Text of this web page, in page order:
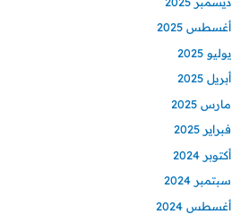
أغسطس 2025
يوليو 2025
أبريل 2025
مارس 2025
فبراير 2025
أكتوبر 2024
سبتمبر 2024
أغسطس 2024